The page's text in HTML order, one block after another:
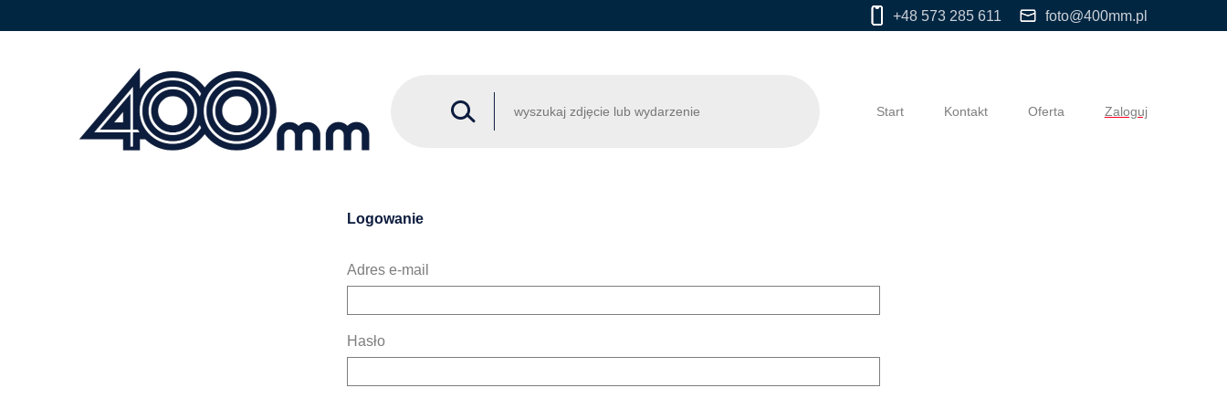
+48 573 285 611 foto@400mm.pl
Start Kontakt Oferta Zaloguj
Logowanie
Adres e-mail
Hasło